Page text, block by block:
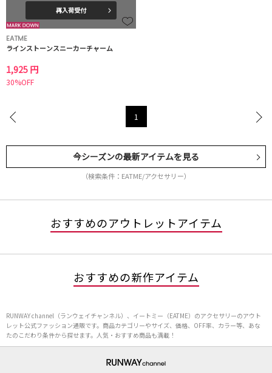
再入荷受付
EATME
ラインストーンスニーカーチャーム
1,925 円
30%OFF
1
今シーズンの最新アイテムを見る
（検索条件：EATME/アクセサリー）
おすすめのアウトレットアイテム
おすすめの新作アイテム
RUNWAY channel（ランウェイチャンネル）、イートミー（EATME）のアクセサリーのアウト
レット公式ファッション通販です。商品カテゴリーやサイズ、価格、OFF率、カラー等、あな
たのこだわり条件から探せます。人気・おすすめ商品も満載！